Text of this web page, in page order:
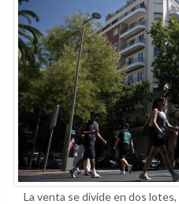
La venta se divide en dos